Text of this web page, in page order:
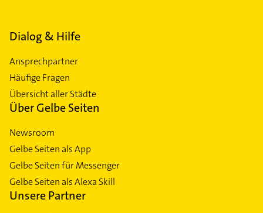
Dialog & Hilfe
Ansprechpartner
Häufige Fragen
Übersicht aller Städte
Über Gelbe Seiten
Newsroom
Gelbe Seiten als App
Gelbe Seiten für Messenger
Gelbe Seiten als Alexa Skill
Unsere Partner